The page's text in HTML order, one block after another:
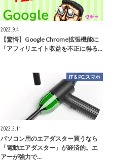
2022.9.4
【驚愕】Google Chrome拡張機能に
「アフィリエイト収益を不正に得る…
IT＆PC,スマホ
2022.5.11
パソコン用のエアダスター買うなら
「電動エアダスター」が経済的。エ
アーが強力で…